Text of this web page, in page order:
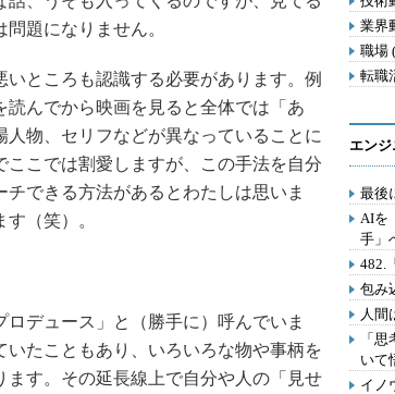
題になりません。
ところも認識する必要があります。例
んでから映画を見ると全体では「あ
物、セリフなどが異なっていることに
こでは割愛しますが、この手法を自分
できる方法があるとわたしは思いま
（笑）。
デュース」と（勝手に）呼んでいま
たこともあり、いろいろな物や事柄を
す。その延長線上で自分や人の「見せ
業界
職場
転職
エン
最後
AIを
手」
482.
包み
人間
「
いて
イノ